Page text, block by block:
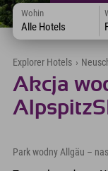
Wohin
Alle Hotels
Explorer Hotels ›
Akcja
Park wodny Allgäu –